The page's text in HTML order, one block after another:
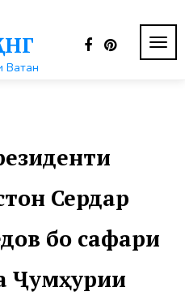
Ватан
Сердар
бо сафари
Ҷумҳурии